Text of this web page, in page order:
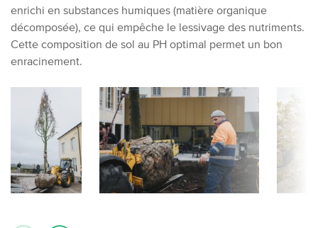
enrichi en substances humiques (matière organique
décomposée), ce qui empêche le lessivage des nutriments.
Cette composition de sol au PH optimal permet un bon
enracinement.